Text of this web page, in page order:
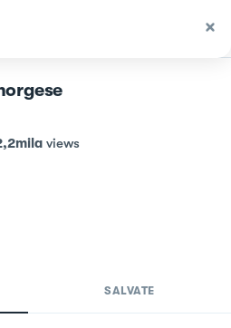
views
SALVATE